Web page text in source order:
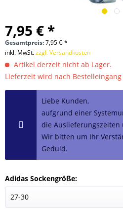
7,95 € *
Gesamtpreis:7,95€ *
inkl. MwSt.zzgl. Versandkosten
Artikel derzeit nicht ab Lager.
Lieferzeit wird nach
Liebe Kunden,
aufgrund einer
die Auslieferungszeiten
Wir bitten um Ihr
Geduld.
Adidas Sockengröße: